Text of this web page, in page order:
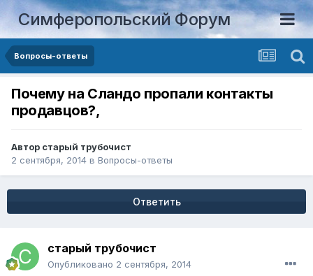
Симферопольский Форум
Вопросы-ответы
Почему на Сландо пропали контакты
продавцов?,
Автор старый трубочист
2 сентября, 2014 в Вопросы-ответы
Ответить
старый трубочист
Опубликовано 2 сентября, 2014